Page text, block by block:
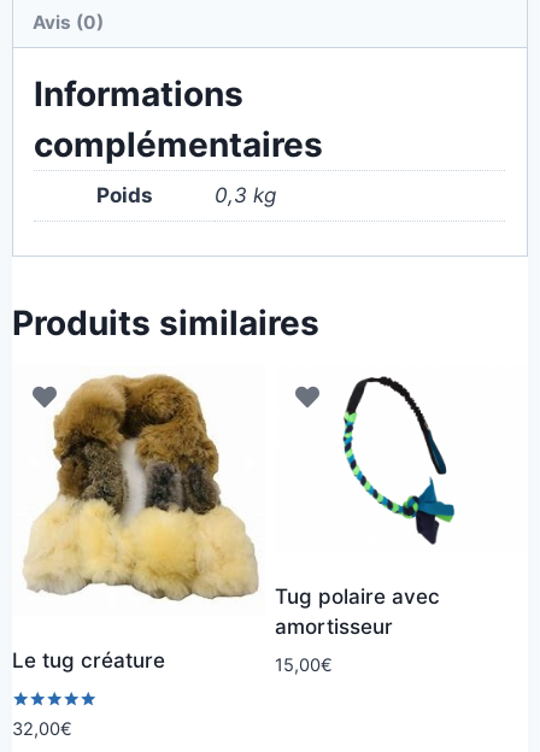
Avis (0)
Informations
complémentaires
Poids 0,3 kg
Produits similaires
Le tug créature
Note
5.00
32,00€
Tug polaire avec
amortisseur
15,00€